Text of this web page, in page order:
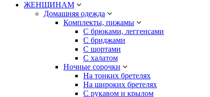
ЖЕНЩИНАМ
Домашняя одежда
Комплекты, пижамы
С брюками, леггенсами
С бриджами
С шортами
С халатом
Ночные сорочки
На тонких бретелях
На широких бретелях
С рукавом и крылом